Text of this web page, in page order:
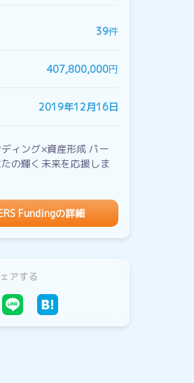
39件
407,800,000円
2019年12月16日
ィング×資産形成 パー
の輝く未来を応援しま
Fundingの詳細
アする